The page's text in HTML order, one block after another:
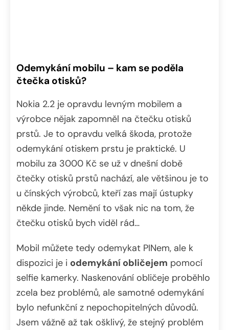
Odemykání mobilu – kam se poděla
čtečka otisků?
Nokia 2.2 je opravdu levným mobilem a
výrobce nějak zapomněl na čtečku otisků
prstů. Je to opravdu velká škoda, protože
odemykání otiskem prstu je praktické. U
mobilu za 3000 Kč se už v dnešní době
čtečky otisků prstů nachází, ale většinou je to
u čínských výrobců, kteří zas mají ústupky
někde jinde. Nemění to však nic na tom, že
čtečku otisků bych viděl rád…
Mobil můžete tedy odemykat PINem, ale k
dispozici je i odemykání obličejem pomocí
selfie kamerky. Naskenování obličeje proběhlo
zcela bez problémů, ale samotné odemykání
bylo nefunkční z nepochopitelných důvodů.
Jsem vážně až tak ošklivý, že stejný problém